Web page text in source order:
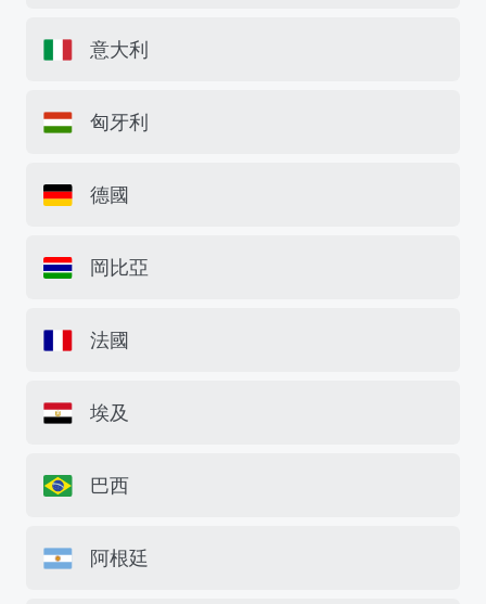
意大利
匈牙利
德國
岡比亞
法國
埃及
巴西
阿根廷